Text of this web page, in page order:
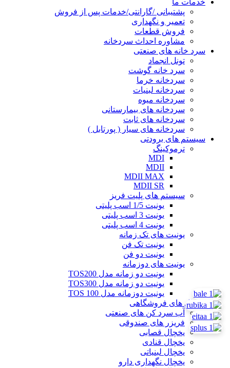
خدمات ما
پشتیبانی /گارانتی/خدمات پس از فروش
تعمیر و نگهداری
فروش قطعات
مشاوره احداث سردخانه
سرد خانه های صنعتی
تونل انجماد
سرد خانه گوشت
سردخانه خرما
سردخانه لبنیات
سردخانه میوه
سردخانه های بیمارستانی
سردخانه های ثابت
سردخانه های سیار ( پورتابل )
سیستم های برودتی
ترموکینگ
MDI
MDII
MDII MAX
MDII SR
سیستم های پلیت فریز
یونیت 1/5 اسب پلیتی
یونیت 3 اسب پلیتی
یونیت 4 اسب پلیتی
یونیت های تک زمانه
یونیت تک فن
یونیت دو فن
یونیت های دوزمانه
یونیت دو زمانه مدل TOS200
یونیت دو زمانه مدل TOS300
یونیت دوزمانه مدل TOS 100
یخچال های فروشگاهی
آب سرد کن های صنعتی
فریزر های صندوقی
یخچال قصابی
یخچال قنادی
یخچال لبنیاتی
یخچال نگهداری دارو